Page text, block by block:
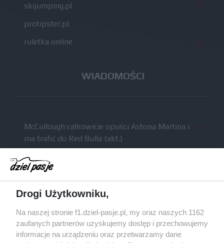
skijumping.pl
protipster.pl
ruletka online
WIADOMOŚCI
McCullough całkowicie opuści Astona Martina i
ma trafić do Red Bulla (akt.)
Dochód F1 spadł o 61 procent względem
zeszłego sezonu
algorytmach?
Honda uświadomiła sobie skalę problemów z
silnikiem dopiero w styczniu
Audi planuje wprowadzić jeszcze cztery duże
Drogi Użytkowniku,
Na naszej stronie f1.dziel-pasje.pl, my oraz naszych 1162
zaufanych partnerów uzyskujemy dostęp i przechowujemy
informacje na urządzeniu oraz przetwarzamy dane